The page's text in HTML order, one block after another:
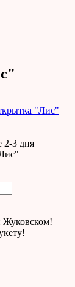
2-3 дня
Жуковском!